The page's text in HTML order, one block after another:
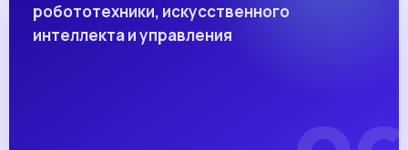
робототехники, искусственного
интеллекта и управления